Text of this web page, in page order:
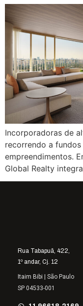
Incorporadoras de
recorrendo a
empreendimentos.
Global Realty
Rua Tabapuã, 422,
1º andar, Cj. 12
Itaim Bibi | São Paulo
SP 04533-001